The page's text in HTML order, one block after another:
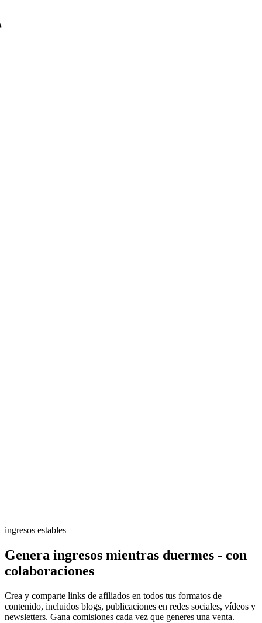
ingresos estables
Genera ingresos mientras duermes - con
colaboraciones
Crea y comparte links de afiliados en todos tus formatos de
contenido, incluidos blogs, publicaciones en redes sociales, vídeos y
newsletters. Gana comisiones cada vez que generes una venta.